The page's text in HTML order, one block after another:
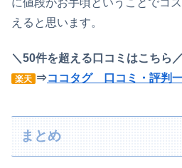
えると思います。
＼50件を超える口コミはこちら／
楽天 ⇒ココタグ 口コミ・評判
まとめ